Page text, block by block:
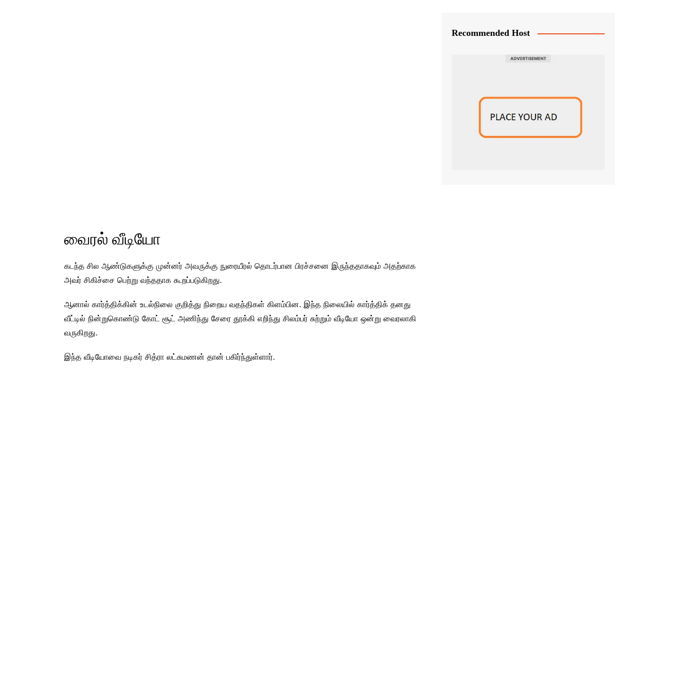
வைரல் வீடியோ
கடந்த சில ஆண்டுகளுக்கு முன்னர் அவருக்கு நுரையீரல் தொடர்பான பிரச்சனை இருந்ததாகவும் அதற்காக
அவர் சிகிச்சை பெற்று வந்ததாக கூறப்படுகிறது.
ஆனால் கார்த்திக்கின் உடல்நிலை குறித்து நிறைய வதந்திகள் கிளம்பின. இந்த நிலையில் கார்த்திக் தனது
வீட்டில் நின்றுகொண்டு கோட் சூட் அணிந்து சேரை தூக்கி எறிந்து சிலம்பர் சுற்றும் வீடியோ ஒன்று வைரலாகி
வருகிறது.
இந்த வீடியோவை நடிகர் சித்ரா லட்சுமணன் தான் பகிர்ந்துள்ளார்.
Recommended Host